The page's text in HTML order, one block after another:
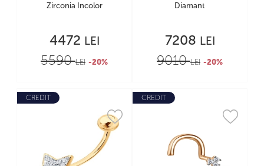
Zirconia Incolor
4472 LEI
5590LEI -20%
Diamant
7208 LEI
9010LEI -20%
CREDIT CREDIT